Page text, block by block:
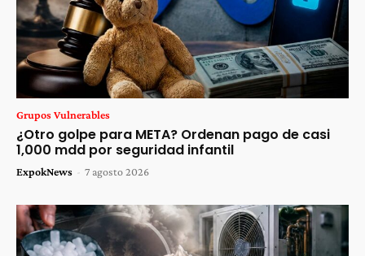
Grupos Vulnerables
¿Otro golpe para META? Ordenan pago de casi
1,000 mdd por seguridad infantil
ExpokNews - 7 agosto 2026